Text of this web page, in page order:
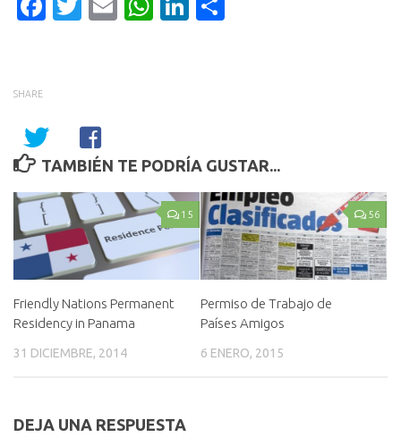
SHARE
TAMBIÉN TE PODRÍA GUSTAR...
15
Friendly Nations Permanent
Residency in Panama
31 DICIEMBRE, 2014
56
Permiso de Trabajo de
Países Amigos
6 ENERO, 2015
DEJA UNA RESPUESTA